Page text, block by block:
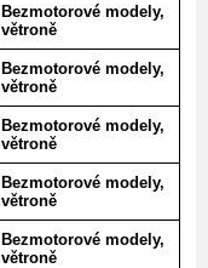
Bezmotorové modely,
větroně
Bezmotorové modely,
větroně
Bezmotorové modely,
větroně
Bezmotorové modely,
větroně
Bezmotorové modely,
větroně